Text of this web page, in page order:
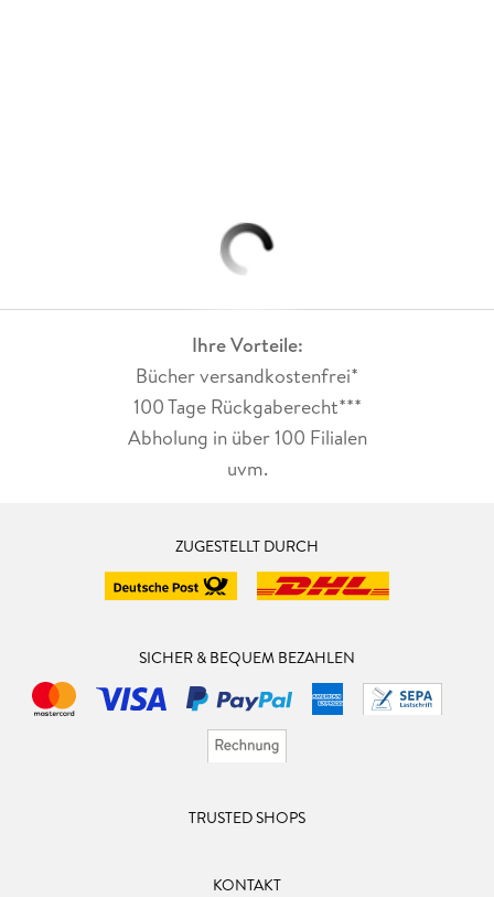
Ihre Vorteile:
Bücher versandkostenfrei*
100 Tage Rückgaberecht***
Abholung in über 100 Filialen
uvm.
ZUGESTELLT DURCH
SICHER & BEQUEM BEZAHLEN
TRUSTED SHOPS
KONTAKT